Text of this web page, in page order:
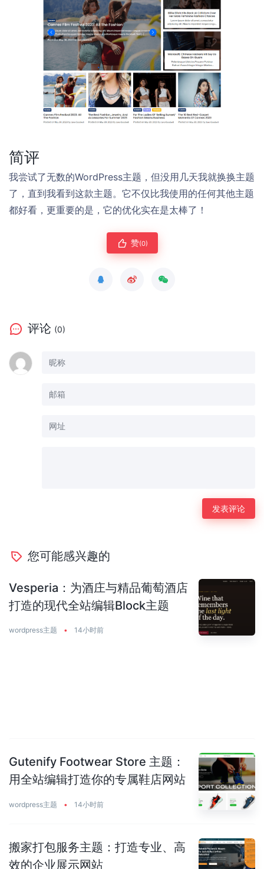
简评
我尝试了无数的WordPress主题，但没用几天我就换换主题
了，直到我看到这款主题。它不仅比我使用的任何其他主题
都好看，更重要的是，它的优化实在是太棒了！
赞(0)
评论 (0)
您可能感兴趣的
Vesperia：为酒庄与精品葡萄酒店
打造的现代全站编辑Block主题
wordpress主题 • 14小时前
Gutenify Footwear Store 主题：
用全站编辑打造你的专属鞋店网站
wordpress主题 • 14小时前
搬家打包服务主题：打造专业、高
效的企业展示网站